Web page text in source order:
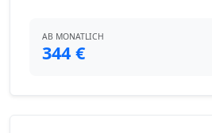
AB MONATLICH
344 €